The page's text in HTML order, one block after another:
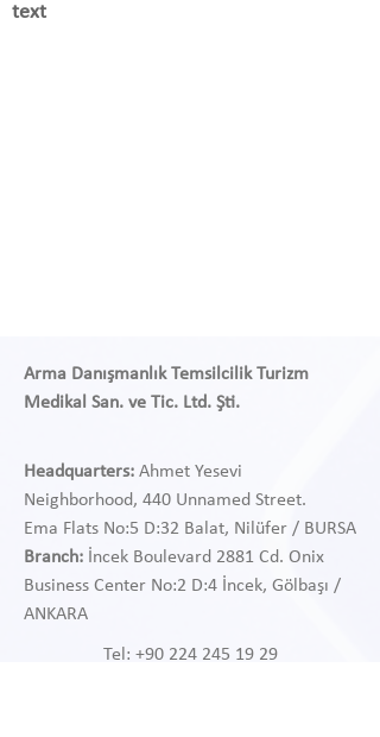
text
Arma Danışmanlık Temsilcilik Turizm
Medikal San. ve Tic. Ltd. Şti.
Headquarters: Ahmet Yesevi
Neighborhood, 440 Unnamed Street.
Ema Flats No:5 D:32 Balat, Nilüfer / BURSA
Branch: İncek Boulevard 2881 Cd. Onix
Business Center No:2 D:4 İncek, Gölbaşı /
ANKARA
Tel: +90 224 245 19 29